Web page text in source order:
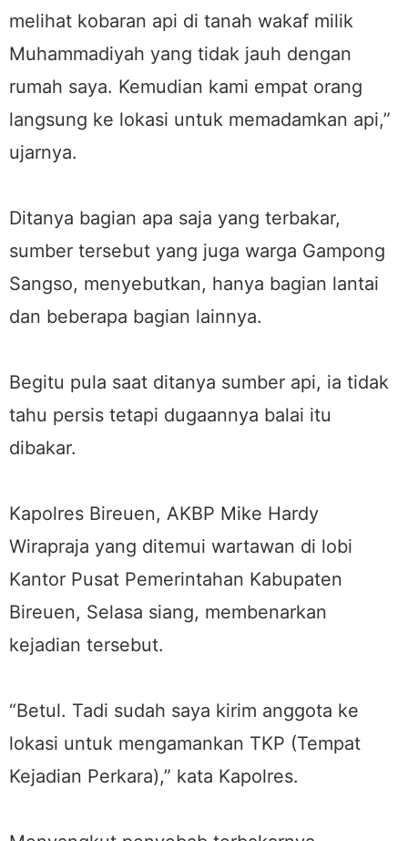
melihat kobaran api di tanah wakaf milik
Muhammadiyah yang tidak jauh dengan
rumah saya. Kemudian kami empat orang
langsung ke lokasi untuk memadamkan api,”
ujarnya.
Ditanya bagian apa saja yang terbakar,
sumber tersebut yang juga warga Gampong
Sangso, menyebutkan, hanya bagian lantai
dan beberapa bagian lainnya.
Begitu pula saat ditanya sumber api, ia tidak
tahu persis tetapi dugaannya balai itu
dibakar.
Kapolres Bireuen, AKBP Mike Hardy
Wirapraja yang ditemui wartawan di lobi
Kantor Pusat Pemerintahan Kabupaten
Bireuen, Selasa siang, membenarkan
kejadian tersebut.
“Betul. Tadi sudah saya kirim anggota ke
lokasi untuk mengamankan TKP (Tempat
Kejadian Perkara),” kata Kapolres.